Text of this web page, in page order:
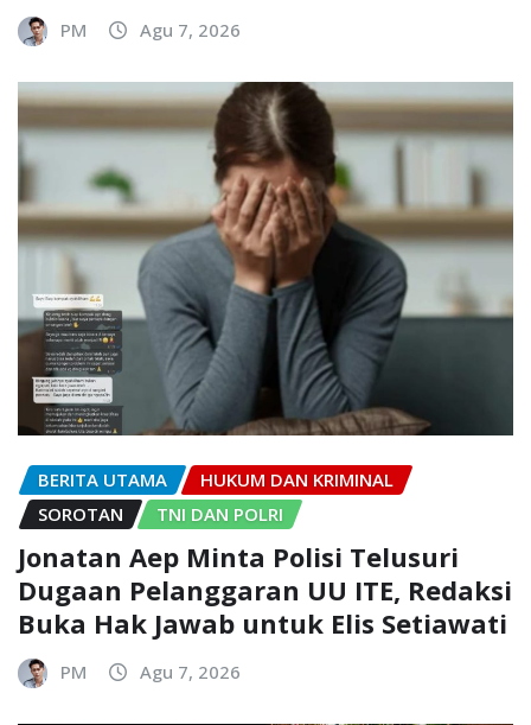
PM Agu 7, 2026
BERITA UTAMA
HUKUM DAN KRIMINAL
SOROTAN
TNI DAN POLRI
Jonatan Aep Minta Polisi Telusuri
Dugaan Pelanggaran UU ITE, Redaksi
Buka Hak Jawab untuk Elis Setiawati
PM Agu 7, 2026